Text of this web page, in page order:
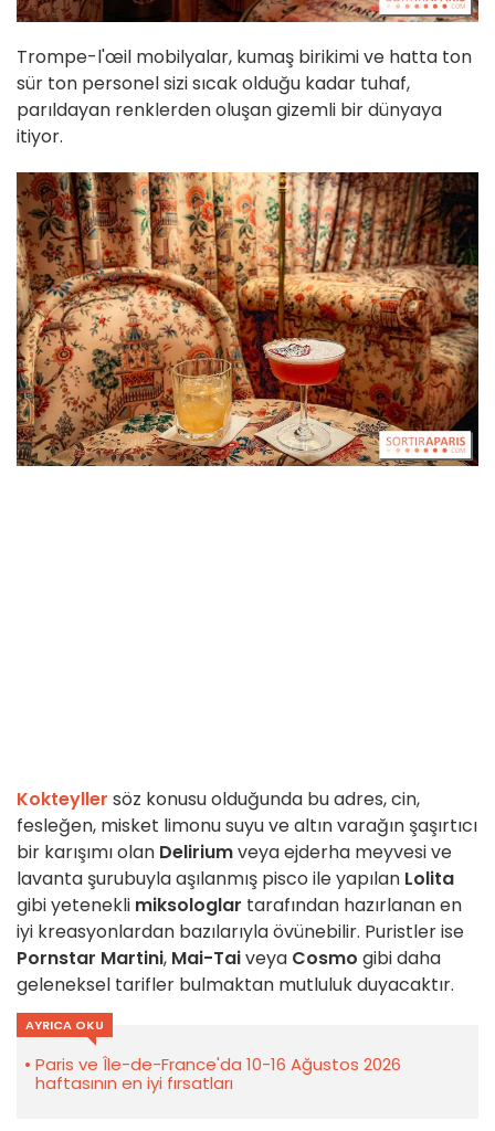
Trompe-l'œil mobilyalar, kumaş birikimi ve hatta ton
sür ton personel sizi sıcak olduğu kadar tuhaf,
parıldayan renklerden oluşan gizemli bir dünyaya
itiyor.
Kokteyller söz konusu olduğunda bu adres, cin,
fesleğen, misket limonu suyu ve altın varağın şaşırtıcı
bir karışımı olan Deliriumveya ejderha meyvesi ve
lavanta şurubuyla aşılanmış pisco ile yapılan Lolita
gibi yetenekli miksologlar tarafından hazırlanan en
iyi kreasyonlardan bazılarıyla övünebilir. Puristler ise
Pornstar Martini, Mai-Taiveya Cosmo gibi daha
geleneksel tarifler bulmaktan mutluluk duyacaktır.
AYRICA OKU
Paris ve Île-de-France'da 10-16 Ağustos 2026
haftasının en iyi fırsatları